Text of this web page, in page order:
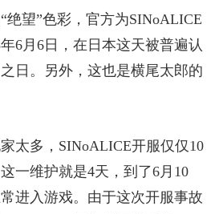
绝望”色彩，官方为SINoALICE
6月6日，在日本这天被普遍认
日。另外，这也是横尾太郎的
太多，SINoALICE开服仅仅10
一维护就是4天，到了6月10
进入游戏。由于这次开服事故